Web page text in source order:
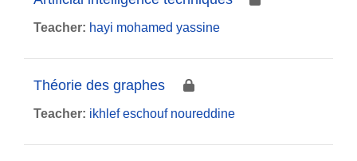
Teacher: hayi mohamed yassine
Théorie des graphes
Teacher: ikhlef eschouf noureddine